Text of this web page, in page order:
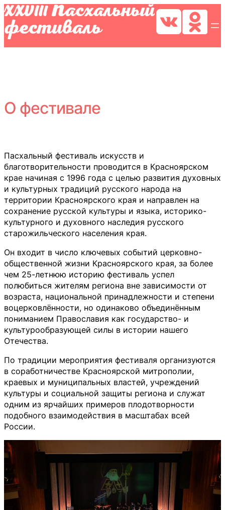
О фестивале
Пасхальный фестиваль искусств и
благотворительности проводится в Красноярском
крае начиная с 1996 года с целью развития духовных
и культурных традиций русского народа на
территории Красноярского края и направлен на
сохранение русской культуры и языка, историко-
культурного и духовного наследия русского
старожильческого населения края.
Он входит в число ключевых событий церковно-
общественной жизни Красноярского края, за более
чем 25-летнюю историю фестиваль успел
полюбиться жителям региона вне зависимости от
возраста, национальной принадлежности и степени
воцерковлённости, но одинаково объединённым
пониманием Православия как государство- и
культурообразующей силы в истории нашего
Отечества.
По традиции мероприятия фестиваля организуются
в соработничестве Красноярской митрополии,
краевых и муниципальных властей, учреждений
культуры и социальной защиты региона и служат
одним из ярчайших примеров плодотворности
подобного взаимодействия в масштабах всей
России.